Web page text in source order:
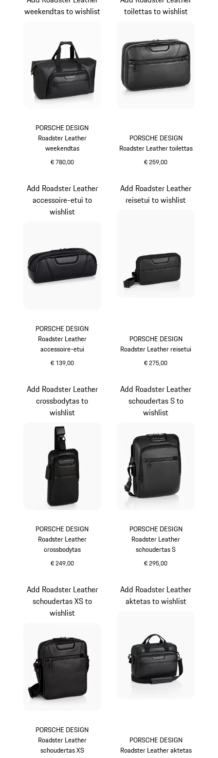
PORSCHE DESIGN
Roadster Leather
weekendtas
€ 780,00
weekendtas to wishlist
PORSCHE DESIGN
Roadster Leather toilettas
€ 259,00
toilettas to wishlist
PORSCHE DESIGN
Roadster Leather
accessoire-etui
€ 139,00
Add Roadster Leather
accessoire-etui to
wishlist
PORSCHE DESIGN
Roadster Leather reisetui
€ 275,00
Add Roadster Leather
reisetui to wishlist
PORSCHE DESIGN
Roadster Leather
crossbodytas
€ 249,00
Add Roadster Leather
crossbodytas to
wishlist
PORSCHE DESIGN
Roadster Leather
schoudertas S
€ 295,00
Add Roadster Leather
schoudertas S to
wishlist
PORSCHE DESIGN
Roadster Leather
schoudertas XS
Add Roadster Leather
schoudertas XS to
wishlist
PORSCHE DESIGN
Roadster Leather aktetas
Add Roadster Leather
aktetas to wishlist